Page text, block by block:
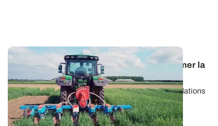
Episode 2 - Relay-cropping : comment semer la
culture d’été ?
Après le premier épisode consacré aux recommandations
à suivre au moment du semis de la...
25 AVR. 2019